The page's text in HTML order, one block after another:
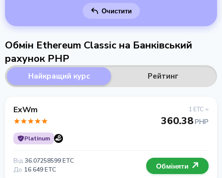
Очистити
Обмін Ethereum Classic на Банківський
рахунок PHP
Найкращий курс Рейтинг
ExWm
Platinum
1 ETC =
360.38PHP
Від 36.07258599 ETC
До 16 649 ETC Обміняти